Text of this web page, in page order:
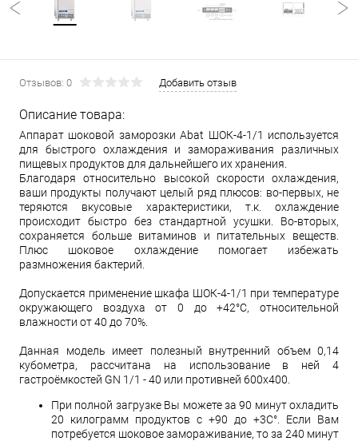
Отзывов: 0 Добавить отзыв
Описание товара:
Аппарат шоковой заморозки Abat ШОК-4-1/1 используется
для быстрого охлаждения и замораживания различных
пищевых продуктов для дальнейшего их хранения.
Благодаря относительно высокой скорости охлаждения,
ваши продукты получают целый ряд плюсов: во-первых, не
теряются вкусовые характеристики, т.к. охлаждение
происходит быстро без стандартной усушки. Во-вторых,
сохраняется больше витаминов и питательных веществ.
Плюс шоковое охлаждение помогает избежать
размножения бактерий.
Допускается применение шкафа ШОК-4-1/1 при температуре
окружающего воздуха от 0 до +42°С, относительной
влажности от 40 до 70%.
Данная модель имеет полезный внутренний объем 0,14
кубометра, рассчитана на использование в ней 4
гастроёмкостей GN 1/1 - 40 или противней 600х400.
При полной загрузке Вы можете за 90 минут охладить
20 килограмм продуктов с +90 до +3С°. Если Вам
потребуется шоковое замораживание, то за 240 минут